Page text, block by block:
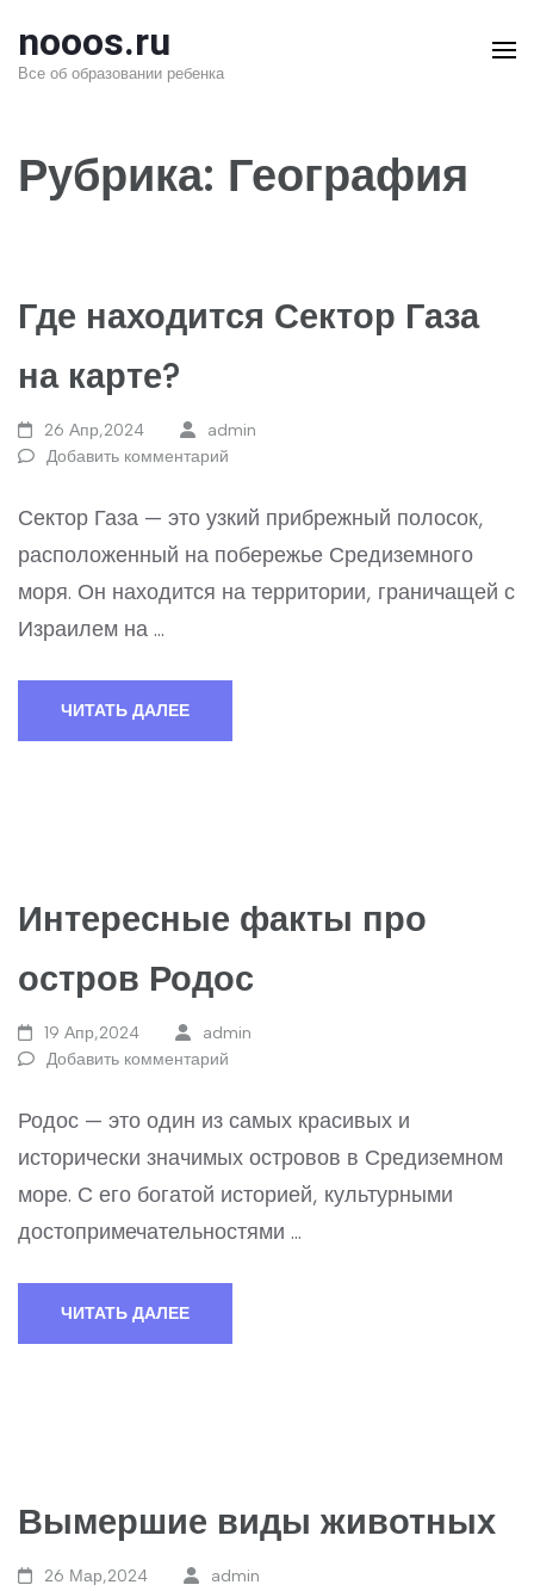
содержимому
Enter)
nooos.ru
Все об образовании ребенка
Рубрика: География
Где находится Сектор Газа
на карте?
26 Апр,2024
admin
Добавить комментарий
Сектор Газа — это узкий прибрежный полосок,
расположенный на побережье Средиземного
моря. Он находится на территории, граничащей с
Израилем на …
ЧИТАТЬ ДАЛЕЕ
Интересные факты про
остров Родос
19 Апр,2024
admin
Добавить комментарий
Родос — это один из самых красивых и
исторически значимых островов в Средиземном
море. С его богатой историей, культурными
достопримечательностями …
ЧИТАТЬ ДАЛЕЕ
Вымершие виды животных
26 Мар,2024
admin